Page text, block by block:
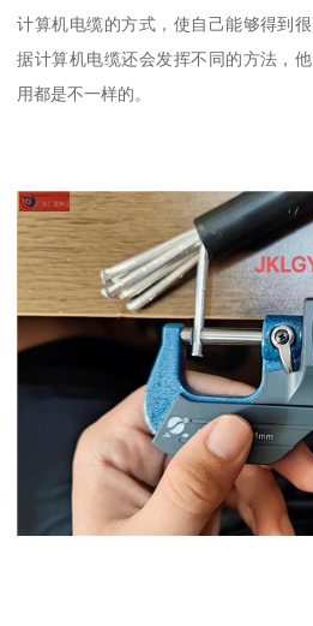
计算机电缆的方式，使自己能够得到
据计算机电缆还会发挥不同的方法，
用都是不一样的。